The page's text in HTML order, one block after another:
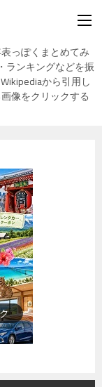
っぽくまとめてみ
ランキングなどを振
から引用し
像をクリックする